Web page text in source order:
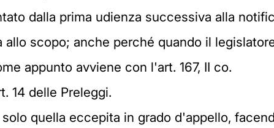
dalla prima udienza successiva alla
scopo; anche perché quando il
appunto avviene con l'art. 167, II co.
14 delle Preleggi.
quella eccepita in grado d'appello,